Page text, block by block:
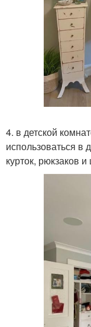
4. в детской
использоваться в
курток, рюкзаков